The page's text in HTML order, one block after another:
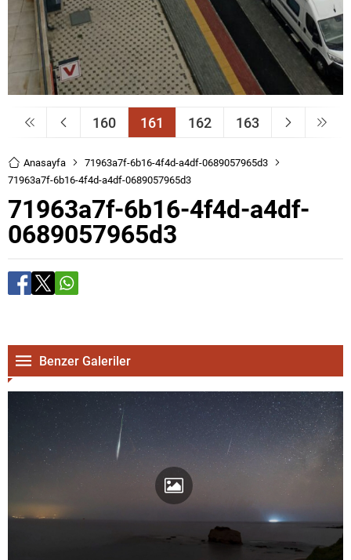
160 161 162 163
Anasayfa
71963a7f-6b16-4f4d-a4df-0689057965d3
71963a7f-6b16-4f4d-a4df-0689057965d3
71963a7f-6b16-4f4d-a4df-
0689057965d3
Benzer Galeriler